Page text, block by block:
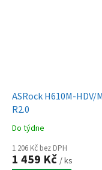
ASRock H610M-HDV/
R2.0
Do týdne
1 206 Kč bez DPH
1 459 Kč / ks